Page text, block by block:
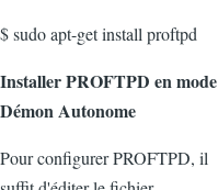
$ sudo apt-get install proftpd
Installer PROFTPD en mode
Démon Autonome
Pour configurer PROFTPD, il